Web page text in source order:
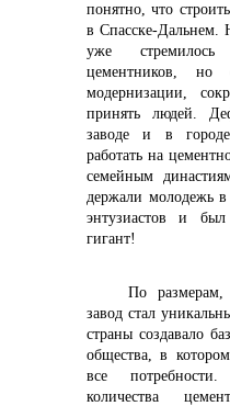
понятно, что
в Спасске-Дальнем.
уже стремилось
цементников,
модернизации,
принять людей.
заводе и в
работать на
семейным
держали молодежь
энтузиастов и был
гигант!
По
завод стал
страны создавало
общества, в
все
количества